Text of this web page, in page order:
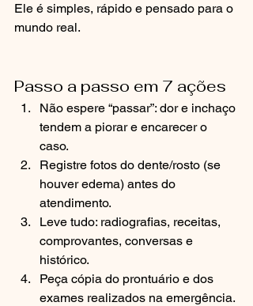
Ele é simples, rápido e pensado para o
mundo real.
Passo a passo em 7 ações
Não espere “passar”: dor e inchaço
tendem a piorar e encarecer o
caso.
Registre fotos do dente/rosto (se
houver edema) antes do
atendimento.
Leve tudo: radiografias, receitas,
comprovantes, conversas e
histórico.
Peça cópia do prontuário e dos
exames realizados na emergência.